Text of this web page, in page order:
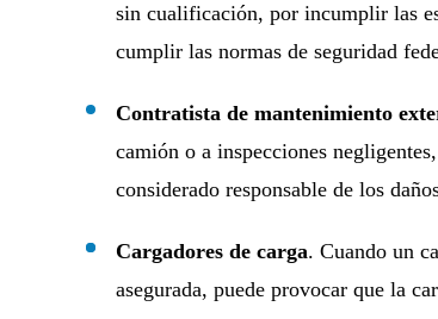
sin cualificación, por incumplir las
cumplir las normas de seguridad
Contratista de mantenimiento
camión o a inspecciones
considerado responsable de los
Cargadores de carga. Cuando un
asegurada, puede provocar que la